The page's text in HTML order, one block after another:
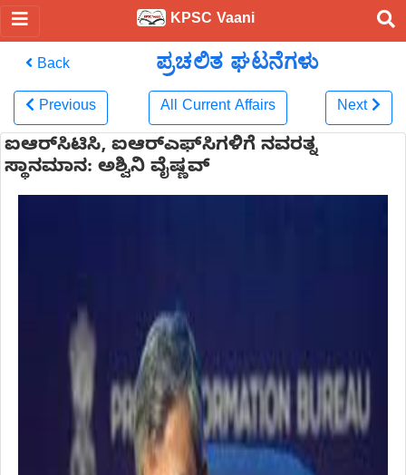
KPSC Vaani
Back ಪ್ರಚಲಿತ ಘಟನೆಗಳು
Previous All Current Affairs Next
ಐಆರ್​ಸಿಟಿಸಿ, ಐಆರ್​ಎಫ್​ಸಿಗಳಿಗೆ ನವರತ್ನ
ಸ್ಥಾನಮಾನ: ಅಶ್ವಿನಿ ವೈಷ್ಣವ್